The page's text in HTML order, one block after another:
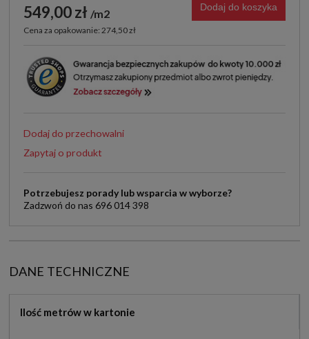
549,00 zł m2
Cena za opakowanie: 274,50 zł
Dodaj do koszyka
Dodaj do przechowalni
Zapytaj o produkt
Potrzebujesz porady lub wsparcia w wyborze?
Zadzwoń do nas 696 014 398
DANE TECHNICZNE
Ilość metrów w kartonie